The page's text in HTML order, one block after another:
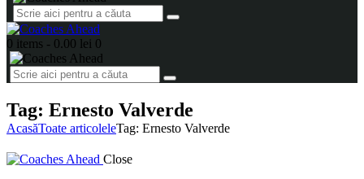
0 items - 0.00 lei 0
Tag: Ernesto Valverde
AcasăToate articoleleTag: Ernesto Valverde
Close